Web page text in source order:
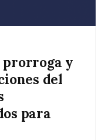
prorroga y
del
para